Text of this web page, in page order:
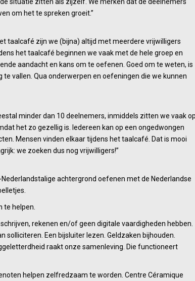
om het te spreken groeit.”
taalcafé zijn we (bijna) altijd met meerdere vrijwilligers
het taalcafé beginnen we vaak met de hele groep en
aandacht en kans om te oefenen. Goed om te weten, is
vallen. Qua onderwerpen en oefeningen die we kunnen
minder dan 10 deelnemers, inmiddels zitten we vaak
het zo gezellig is. Iedereen kan op een ongedwongen
Mensen vinden elkaar tijdens het taalcafé. Dat is mooi
we zoeken dus nog vrijwilligers!”
achtergrond oefenen met de Nederlandse
te helpen.
rekenen en/of geen digitale vaardigheden hebben.
solliciteren. Een bijsluiter lezen. Geldzaken bijhouden.
raakt onze samenleving. Die functioneert
helpen zelfredzaam te worden. Centre Céramique